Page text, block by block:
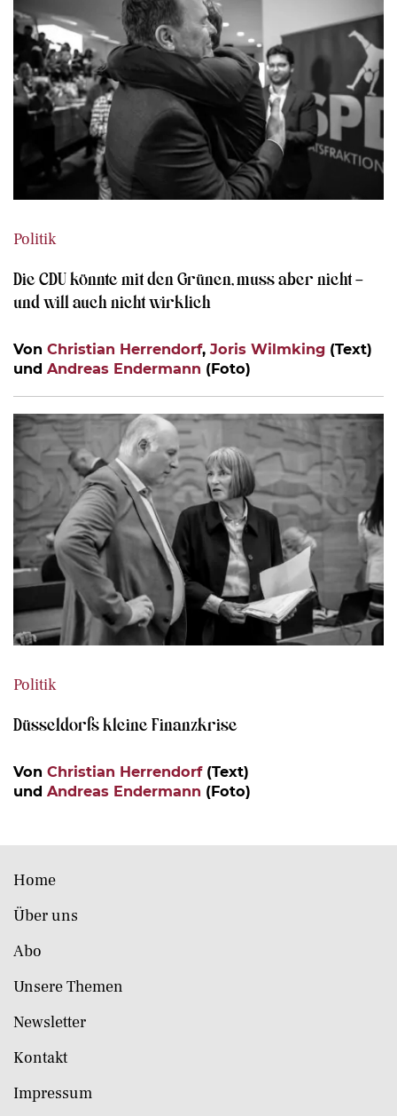
Politik
Die CDU könnte mit den Grünen, muss aber nicht –
und will auch nicht wirklich
Von Christian Herrendorf, Joris Wilmking (Text)
und Andreas Endermann (Foto)
Politik
Düsseldorfs kleine Finanzkrise
Von Christian Herrendorf(Text)
und Andreas Endermann (Foto)
Home
Über uns
Abo
Unsere Themen
Newsletter
Kontakt
Impressum